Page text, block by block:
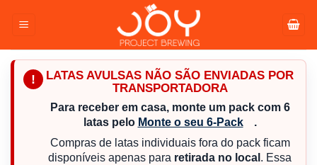
para
conteúdo
!
LATAS AVULSAS NÃO SÃO ENVIADAS POR
TRANSPORTADORA
Para receber em casa, monte um pack com 6
latas pelo Monte o seu 6-Pack
.
Compras de latas individuais fora do pack ficam
disponíveis apenas para retirada no local . Essa